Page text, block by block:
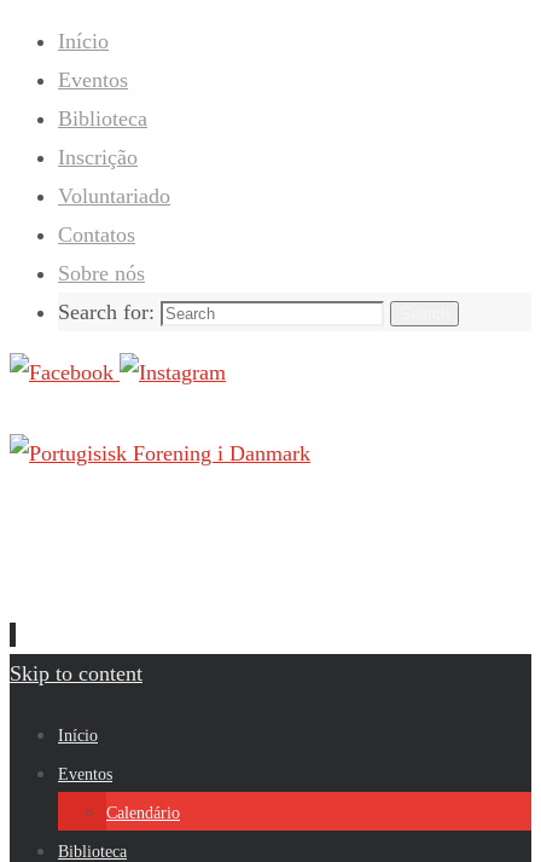
Início
Eventos
Biblioteca
Inscrição
Voluntariado
Contatos
Sobre nós
Search for:
Skip to content
Início
Eventos
Calendário
Biblioteca